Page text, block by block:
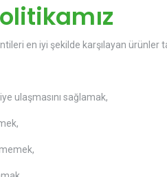
en iyi şekilde karşılayan ürünler
ulaşmasını sağlamak,